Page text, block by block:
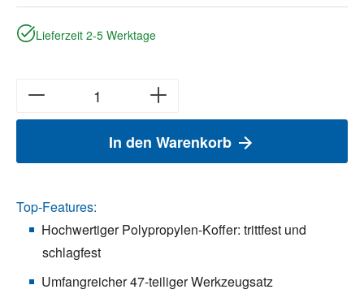
Lieferzeit 2-5 Werktage
In den Warenkorb
Top-Features:
Hochwertiger Polypropylen-Koffer: trittfest und
schlagfest
Umfangreicher 47-teiliger Werkzeugsatz